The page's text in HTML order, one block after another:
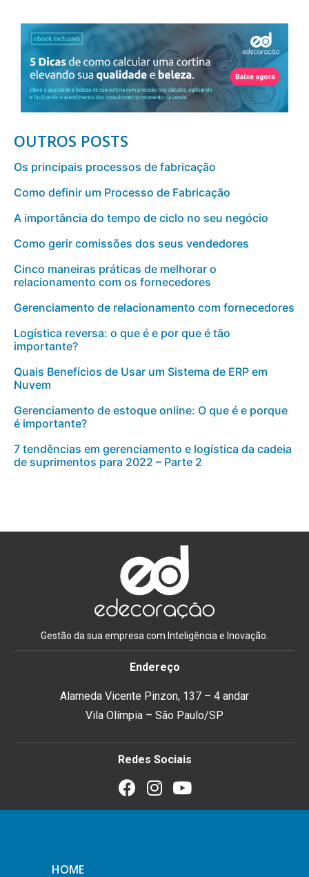
OUTROS POSTS
Os principais processos de fabricação
Como definir um Processo de Fabricação
A importância do tempo de ciclo no seu negócio
Como gerir comissões dos seus vendedores
Cinco maneiras práticas de melhorar o
relacionamento com os fornecedores
Gerenciamento de relacionamento com fornecedores
Logística reversa: o que é e por que é tão
importante?
Quais Benefícios de Usar um Sistema de ERP em
Nuvem
Gerenciamento de estoque online: O que é e porque
é importante?
7 tendências em gerenciamento e logística da cadeia
de suprimentos para 2022 – Parte 2
Gestão da sua empresa com Inteligência e Inovação.
Endereço
Alameda Vicente Pinzon, 137 – 4 andar
Vila Olímpia – São Paulo/SP
Redes Sociais
HOME